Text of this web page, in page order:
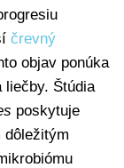
črevný
objav ponúka
liečby. Štúdia
poskytuje
dôležitým